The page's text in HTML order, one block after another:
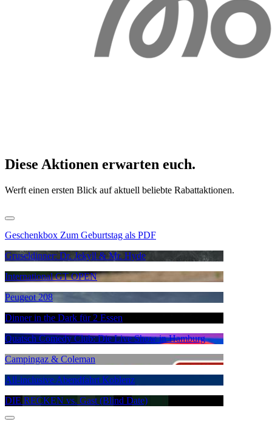
Diese Aktionen erwarten euch.
Werft einen ersten Blick auf aktuell beliebte Rabattaktionen.
Geschenkbox Zum Geburtstag als PDF
Gruseldinner: Dr. Jekyll & Mr. Hyde
International GT OPEN
Peugeot 208
Dinner in the Dark für 2 Essen
Quatsch Comedy Club: Die Live Show in Hamburg
Campingaz & Coleman
All-inclusive Abendfahrt Koblenz
DIE RECKEN vs. Gast (Blind Date)